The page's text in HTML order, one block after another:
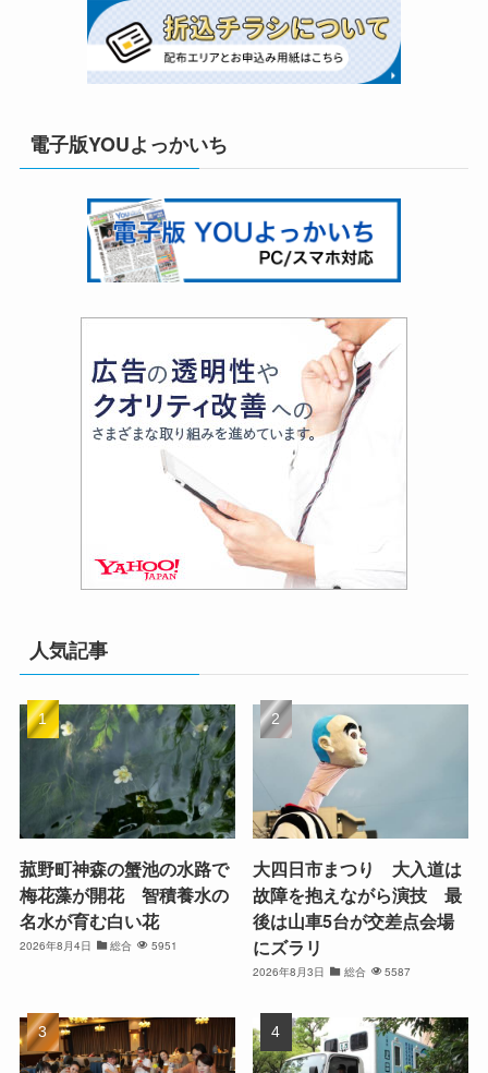
電子版YOUよっかいち
人気記事
菰野町神森の蟹池の水路で
梅花藻が開花 智積養水の
名水が育む白い花
2026年8月4日 総合 5951
大四日市まつり 大入道は
故障を抱えながら演技 最
後は山車5台が交差点会場
にズラリ
2026年8月3日 総合 5587